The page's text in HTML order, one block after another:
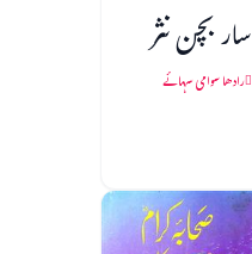
سار بچن نثر
رادھا سوامی سہائے